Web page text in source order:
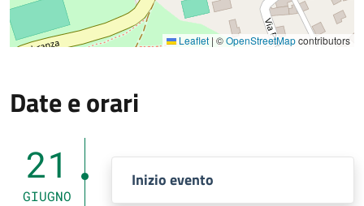
Leaflet | ©OpenStreetMapcontributors
Date e orari
21
GIUGNO
Inizio evento